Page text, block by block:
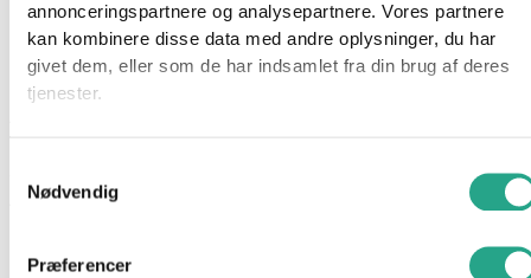
annonceringspartnere og analysepartnere. Vores partnere
kan kombinere disse data med andre oplysninger, du har
givet dem, eller som de har indsamlet fra din brug af deres
tjenester.
Nødvendig
Præferencer
Denne luksuriøse spider-man-dragt er smukt detaljeret med
bonussen i form af et polstret bryst og gør dig klar til alle
mulige fantastiske eventyr. Stræk dig ud og slut dig til de andre
Alder: